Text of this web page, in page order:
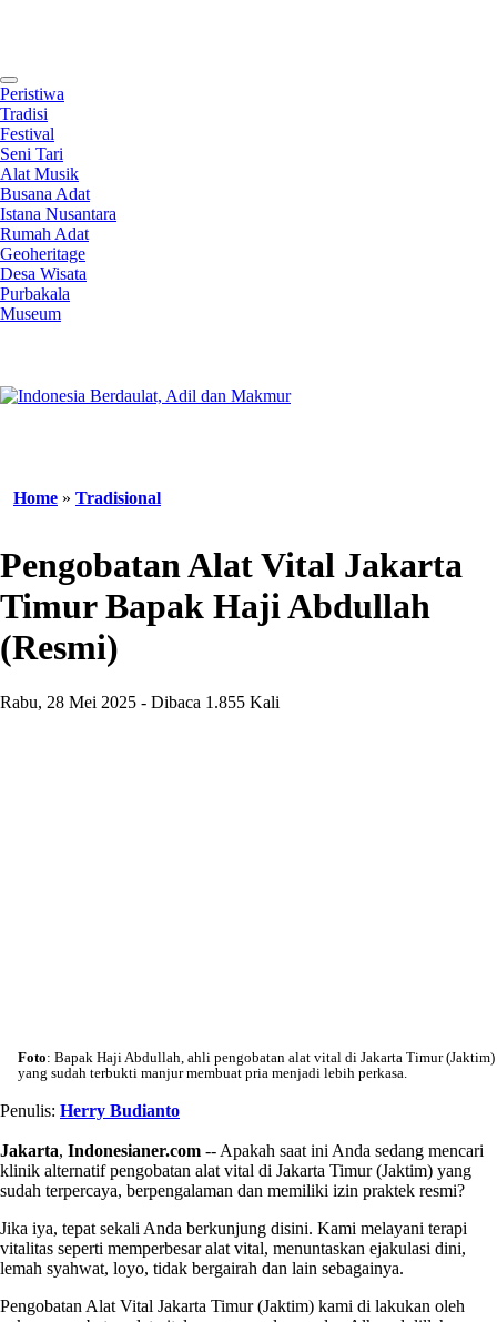
Peristiwa
Tradisi
Festival
Seni Tari
Alat Musik
Busana Adat
Istana Nusantara
Rumah Adat
Geoheritage
Desa Wisata
Purbakala
Museum
Home » Tradisional
Pengobatan Alat Vital Jakarta
Timur Bapak Haji Abdullah
(Resmi)
Rabu, 28 Mei 2025 - Dibaca 1.855 Kali
Foto: Bapak Haji Abdullah, ahli pengobatan alat vital di Jakarta Timur (Jaktim)
yang sudah terbukti manjur membuat pria menjadi lebih perkasa.
Penulis: Herry Budianto
Jakarta, Indonesianer.com -- Apakah saat ini Anda sedang mencari
klinik alternatif pengobatan alat vital di Jakarta Timur (Jaktim) yang
sudah terpercaya, berpengalaman dan memiliki izin praktek resmi?
Jika iya, tepat sekali Anda berkunjung disini. Kami melayani terapi
vitalitas seperti memperbesar alat vital, menuntaskan ejakulasi dini,
lemah syahwat, loyo, tidak bergairah dan lain sebagainya.
Pengobatan Alat Vital Jakarta Timur (Jaktim) kami di lakukan oleh